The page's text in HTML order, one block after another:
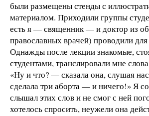
были размещены стенды с
материалом. Приходили группы
есть я — священник — и доктор из
православных врачей) проводили
Однажды после лекции знакомые,
студентами, транслировали мне
«Ну и что? — сказала она, слушая
сделала три аборта — и ничего!» Я
слышал этих слов и не смог с ней
хотелось спросить, неужели она